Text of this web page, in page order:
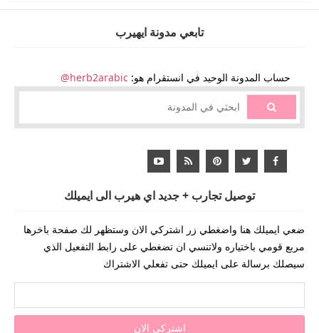
تابعي مدونة ايهيرب
حساب المدونة الوحيد في انستقرام هو: herb2arabic@
توصيل تجارب + جديد اي هيرب الى ايميلك
ضعي ايميلك هنا واضغطي زر اشتركي الان وستظهر لك صفحة باخرها
مربع قومي باختياره ولاتنسي ان تضغطي على رابط التفعيل الذي
سيصلك برسالة على ايميلك حتى تفعلي الاشتراك